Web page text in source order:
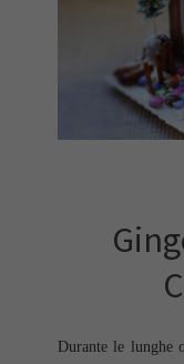
Durante le lunghe